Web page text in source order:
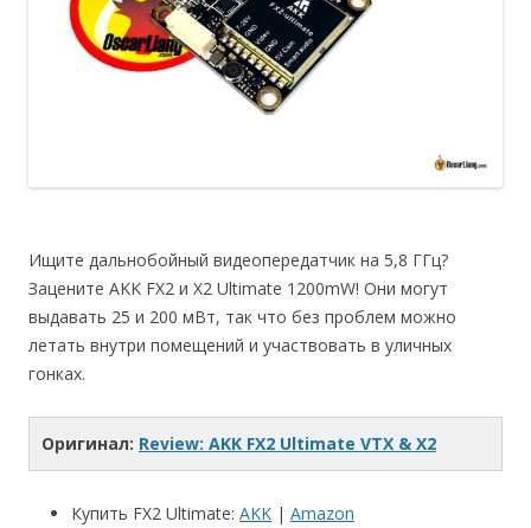
Ищите дальнобойный видеопередатчик на 5,8 ГГц?
Зацените AKK FX2 и X2 Ultimate 1200mW! Они могут
выдавать 25 и 200 мВт, так что без проблем можно
летать внутри помещений и участвовать в уличных
гонках.
Оригинал: Review: AKK FX2 Ultimate VTX & X2
Купить FX2 Ultimate: AKK | Amazon